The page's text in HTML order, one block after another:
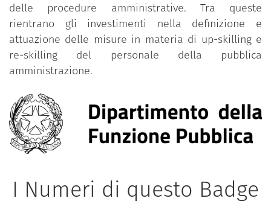
delle procedure amministrative. Tra queste
rientrano gli investimenti nella definizione e
attuazione delle misure in materia di up-skilling e
re-skilling del personale della pubblica
amministrazione.
I Numeri di questo Badge